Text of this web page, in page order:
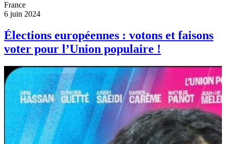
France
6 juin 2024
Élections européennes : votons et faisons
voter pour l’Union populaire !